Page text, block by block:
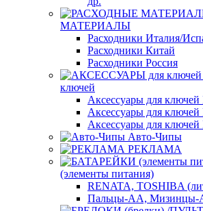
МАТЕРИАЛЫ
Расходники Италия/
Расходники Китай
Расходники Россия
ключей
Аксессуары для ключей
Аксессуары для ключей
Аксессуары для ключей
Авто-Чипы
РЕКЛАМА
(элементы питания)
RENATA, TOSHIBA
Пальцы-АА, Мизинцы-